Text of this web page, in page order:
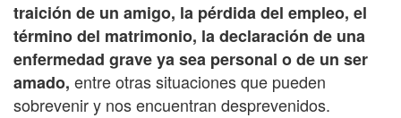
traición de un amigo, la pérdida del empleo, el
término del matrimonio, la declaración de una
enfermedad grave ya sea personal o de un ser
amado, entre otras situaciones que pueden
sobrevenir y nos encuentran desprevenidos.